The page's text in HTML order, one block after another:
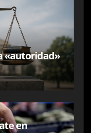
«autoridad»
en